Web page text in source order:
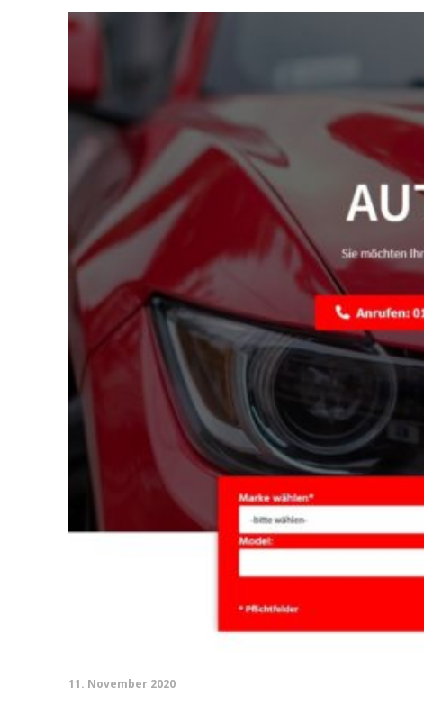
11. November 2020